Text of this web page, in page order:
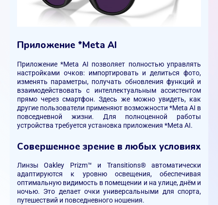
Приложение *Meta AI
Приложение *Meta AI позволяет полностью управлять
настройками очков: импортировать и делиться фото,
изменять параметры, получать обновления функций и
взаимодействовать с интеллектуальным ассистентом
прямо через смартфон. Здесь же можно увидеть, как
другие пользователи применяют возможности *Meta AI в
повседневной жизни. Для полноценной работы
устройства требуется установка приложения *Meta AI.
Совершенное зрение в любых условиях
Линзы Oakley Prizm™ и Transitions® автоматически
адаптируются к уровню освещения, обеспечивая
оптимальную видимость в помещении и на улице, днём и
ночью. Это делает очки универсальными для спорта,
путешествий и повседневного ношения.